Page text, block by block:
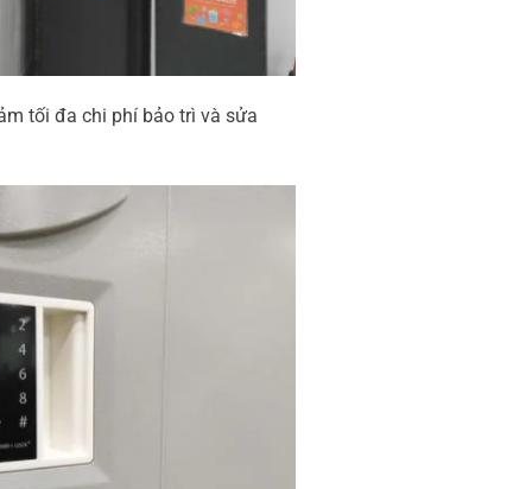
tối đa chi phí bảo trì và sửa